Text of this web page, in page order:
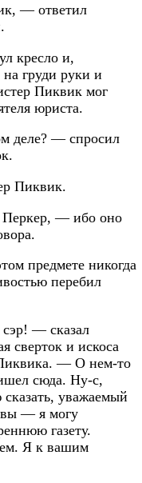
— ответил
кресло и,
груди руки и
Пиквик мог
юриста.
деле? — спросил
Пиквик.
— ибо оно
предмете никогда
перебил
— сказал
сверток и искоса
Пиквика. — О нем-то
сюда. Ну-с,
уважаемый
— я могу
газету.
Я к вашим